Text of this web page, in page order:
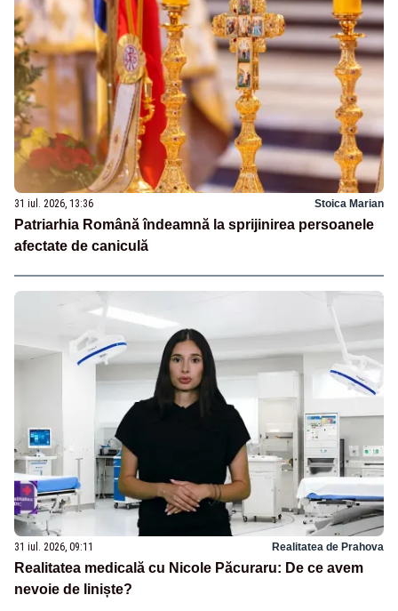
31 iul. 2026, 13:36 Stoica Marian
Patriarhia Română îndeamnă la sprijinirea persoanele
afectate de caniculă
31 iul. 2026, 09:11 Realitatea de Prahova
Realitatea medicală cu Nicole Păcuraru: De ce avem
nevoie de liniște?